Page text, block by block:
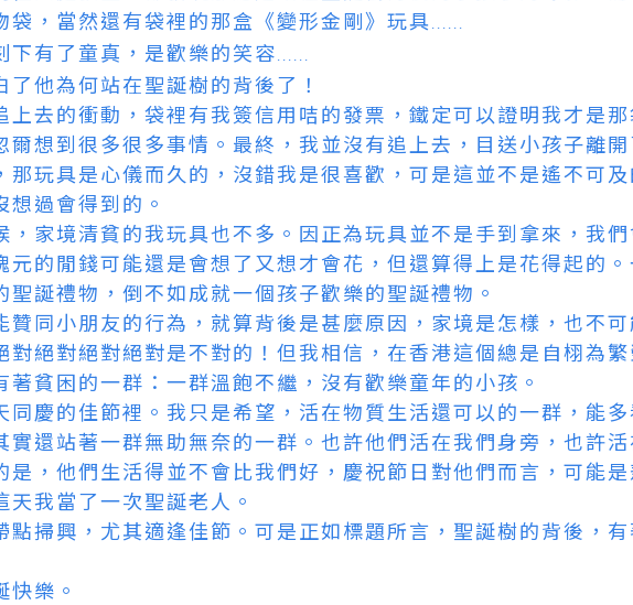
袋，當然還有袋裡的那盒《變形金剛》玩具 ......
下有了童真，是歡樂的笑容 ......
了他為何站在聖誕樹的背後了！
上去的衝動，袋裡有我簽信用咭的發票，鐵定可以證明我才是那
爾想到很多很多事情。最終，我並沒有追上去，目送小孩子離開
那玩具是心儀而久的，沒錯我是很喜歡，可是這並不是遙不可
想過會得到的。
，家境清貧的我玩具也不多。因正為玩具並不是手到拿來，我
元的閒錢可能還是會想了又想才會花，但還算得上是花得起的
聖誕禮物，倒不如成就一個孩子歡樂的聖誕禮物。
贊同小朋友的行為，就算背後是甚麼原因，家境是怎樣，也不
對絕對絕對絕對是不對的！但我相信，在香港這個總是自栩為
著貧困的一群：一群溫飽不繼，沒有歡樂童年的小孩。
同慶的佳節裡。我只是希望，活在物質生活還可以的一群，能
實還站著一群無助無奈的一群。也許他們活在我們身旁，也許
是，他們生活得並不會比我們好，慶祝節日對他們而言，可能是
天我當了一次聖誕老人。
點掃興，尤其適逢佳節。可是正如標題所言，聖誕樹的背後，
快樂。